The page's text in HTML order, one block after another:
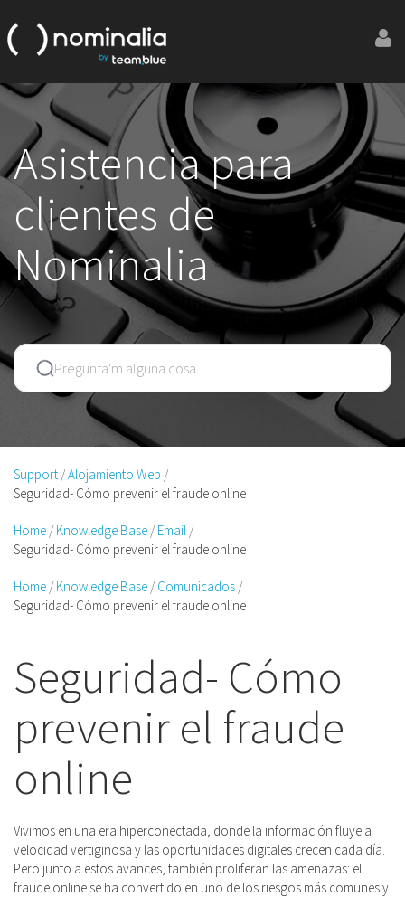
Asistencia para
clientes de
Nominalia
Support Alojamiento Web
Seguridad- Cómo prevenir el fraude online
Home Knowledge Base
Email
Seguridad- Cómo prevenir el fraude online
Home Knowledge Base
Comunicados
Seguridad- Cómo prevenir el fraude online
Seguridad- Cómo
prevenir el fraude
online
Vivimos en una era hiperconectada, donde la información fluye a
velocidad vertiginosa y las oportunidades digitales crecen cada día.
Pero junto a estos avances, también proliferan las amenazas: el
fraude online se ha convertido en uno de los riesgos más comunes y